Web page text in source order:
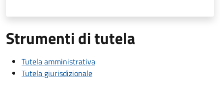
Strumenti di tutela
Tutela amministrativa
Tutela giurisdizionale